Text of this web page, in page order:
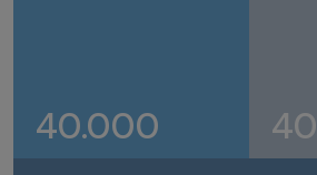
40.000 40